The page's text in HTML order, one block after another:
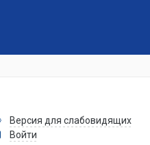
Версия для слабовидящих
Войти